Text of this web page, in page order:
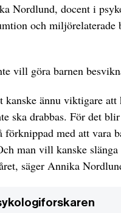
Nordlund, docent i
och miljörelaterade
vill göra barnen
kanske ännu viktigare
ska drabbas. För det
förknippad med att vara
man vill kanske
säger Annika